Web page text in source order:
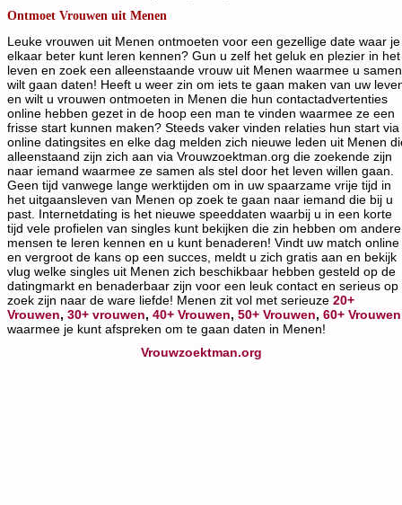
Ontmoet Vrouwen uit Menen
Leuke vrouwen uit Menen ontmoeten voor een gezellige date waar je
elkaar beter kunt leren kennen? Gun u zelf het geluk en plezier in het
leven en zoek een alleenstaande vrouw uit Menen waarmee u samen
wilt gaan daten! Heeft u weer zin om iets te gaan maken van uw
en wilt u vrouwen ontmoeten in Menen die hun contactadvertenties
online hebben gezet in de hoop een man te vinden waarmee ze een
frisse start kunnen maken? Steeds vaker vinden relaties hun start via
online datingsites en elke dag melden zich nieuwe leden uit Menen
alleenstaand zijn zich aan via Vrouwzoektman.org die zoekende zijn
naar iemand waarmee ze samen als stel door het leven willen gaan.
Geen tijd vanwege lange werktijden om in uw spaarzame vrije tijd in
het uitgaansleven van Menen op zoek te gaan naar iemand die bij u
past. Internetdating is het nieuwe speeddaten waarbij u in een korte
tijd vele profielen van singles kunt bekijken die zin hebben om andere
mensen te leren kennen en u kunt benaderen! Vindt uw match online
en vergroot de kans op een succes, meldt u zich gratis aan en bekijk
vlug welke singles uit Menen zich beschikbaar hebben gesteld op de
datingmarkt en benaderbaar zijn voor een leuk contact en serieus op
zoek zijn naar de ware liefde! Menen zit vol met serieuze 20+
Vrouwen, 30+ vrouwen, 40+ Vrouwen, 50+ Vrouwen, 60+ Vrouwen
waarmee je kunt afspreken om te gaan daten in Menen!
Vrouwzoektman.org